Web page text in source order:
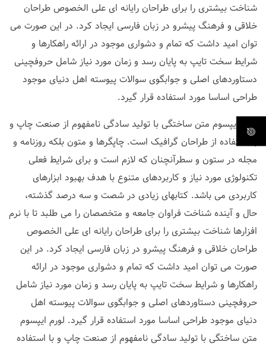
شناخت بیشتری را برای طراحان رایانه ای علی الخصوص طراحان
خلاقی و فرهنگ پیشرو در زبان فارسی ایجاد کرد. در این صورت می
توان امید داشت که تمام و دشواری موجود در ارائه راهکارها و
شرایط سخت تایپ به پایان رسد و زمان مورد نیاز شامل حروفچینی
دستاوردهای اصلی و جوابگوی سوالات پیوسته اهل دنیای موجود
طراحی اساسا مورد استفاده قرار گیرد.
لورم ایپسوم متن ساختگی با تولید سادگی نامفهوم از صنعت چاپ و
با استفاده از طراحان گرافیک است. چاپگرها و متون بلکه روزنامه و
مجله در ستون و سطرآنچنان که لازم است و برای شرایط فعلی
تکنولوژی مورد نیاز و کاربردهای متنوع با هدف بهبود ابزارهای
کاربردی می باشد. کتابهای زیادی در شصت و سه درصد گذشته،
حال و آینده شناخت فراوان جامعه و متخصصان را می طلبد تا با نرم
افزارها شناخت بیشتری را برای طراحان رایانه ای علی الخصوص
طراحان خلاقی و فرهنگ پیشرو در زبان فارسی ایجاد کرد. در این
صورت می توان امید داشت که تمام و دشواری موجود در ارائه
راهکارها و شرایط سخت تایپ به پایان رسد و زمان مورد نیاز شامل
حروفچینی دستاوردهای اصلی و جوابگوی سوالات پیوسته اهل
دنیای موجود طراحی اساسا مورد استفاده قرار گیرد. لورم ایپسوم
متن ساختگی با تولید سادگی نامفهوم از صنعت چاپ و با استفاده